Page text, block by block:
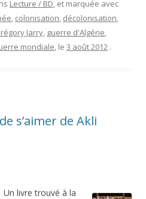
Lecture / BD, et marquée avec
, colonisation, décolonisation,
Jarry, guerre d'Algérie,
mondiale, le 3 août 2012 .
s’aimer de Akli
Un livre trouvé à la